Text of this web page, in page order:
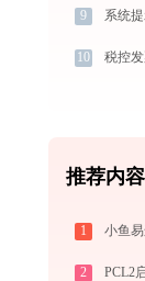
9 系统
10
推荐内容
1
2